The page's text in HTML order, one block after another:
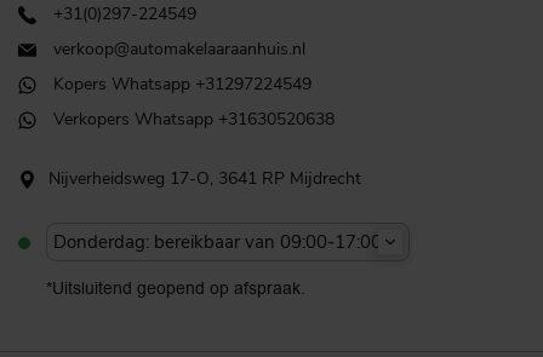
+31(0)297-224549
verkoop@automakelaaraanhuis.nl
Kopers Whatsapp +31297224549
Verkopers Whatsapp +31630520638
Nijverheidsweg 17-O, 3641 RP Mijdrecht
Donderdag: bereikbaar van 09:00-17:00u
*Uitsluitend geopend op afspraak.